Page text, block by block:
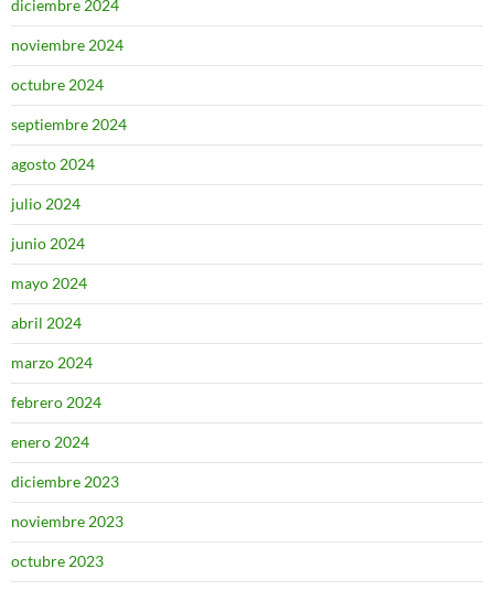
diciembre 2024
noviembre 2024
octubre 2024
septiembre 2024
agosto 2024
julio 2024
junio 2024
mayo 2024
abril 2024
marzo 2024
febrero 2024
enero 2024
diciembre 2023
noviembre 2023
octubre 2023